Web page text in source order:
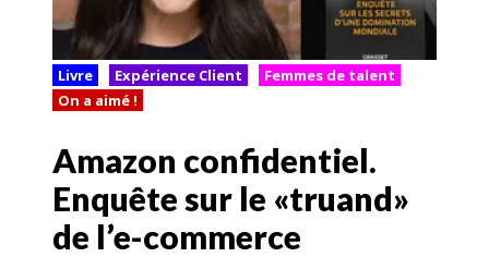
Livre Expérience Client
Femmes de talent
On a aimé !
Amazon confidentiel.
Enquête sur le «truand»
de l’e-commerce